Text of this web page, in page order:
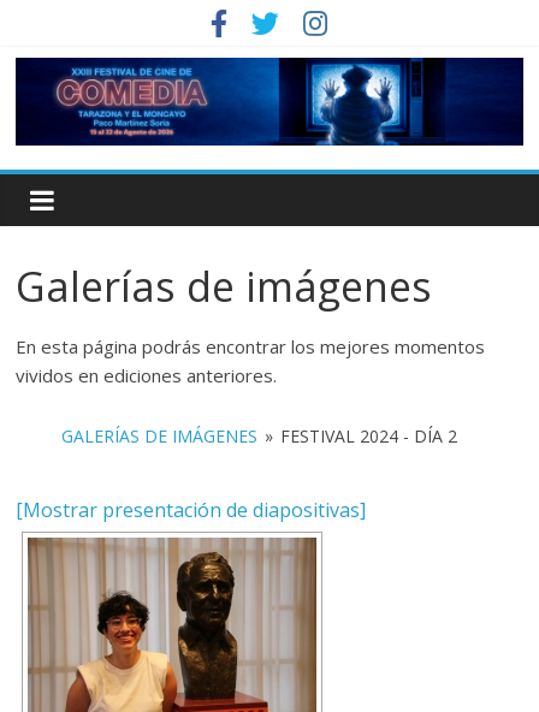
Galerías de imágenes
En esta página podrás encontrar los mejores momentos
vividos en ediciones anteriores.
GALERÍAS DE IMÁGENES » FESTIVAL 2024 - DÍA 2
[Mostrar presentación de diapositivas]